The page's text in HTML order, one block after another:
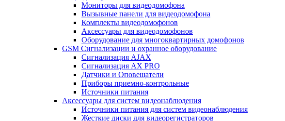
Мониторы для видеодомофона
Вызывные панели для видеодомофона
Комплекты видеодомофонов
Аксессуары для видеодомофонов
Оборудование для многоквартирных домофонов
GSM Сигнализации и охранное оборудование
Сигнализация AJAX
Сигнализация AX PRO
Датчики и Оповещатели
Приборы приемно-контрольные
Источники питания
Аксессуары для систем видеонаблюдения
Источники питания для систем видеонаблюдения
Жесткие диски для видеорегистраторов